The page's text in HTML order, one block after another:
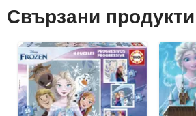
Свързани продукти